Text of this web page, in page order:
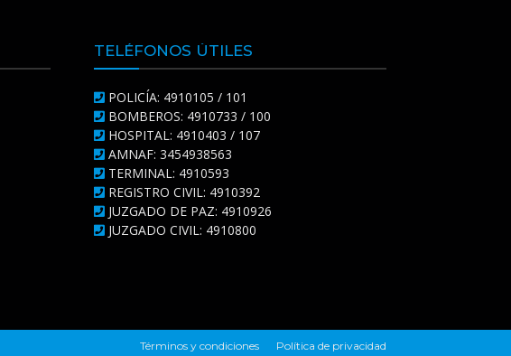
TELÉFONOS ÚTILES
POLICÍA: 4910105 / 101
BOMBEROS: 4910733 / 100
HOSPITAL: 4910403 / 107
AMNAF: 3454938563
TERMINAL: 4910593
REGISTRO CIVIL: 4910392
JUZGADO DE PAZ: 4910926
JUZGADO CIVIL: 4910800
Términos y condiciones Política de privacidad